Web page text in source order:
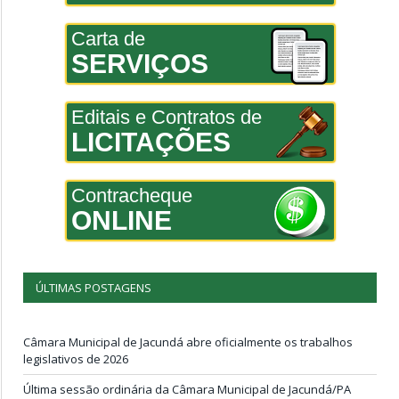
Carta de
SERVIÇOS
Editais e Contratos de
LICITAÇÕES
Contracheque
ONLINE
ÚLTIMAS POSTAGENS
Câmara Municipal de Jacundá abre oficialmente os trabalhos
legislativos de 2026
Última sessão ordinária da Câmara Municipal de Jacundá/PA